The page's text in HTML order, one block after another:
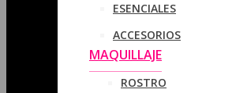
ESENCIALES
ACCESORIOS
MAQUILLAJE
ROSTRO